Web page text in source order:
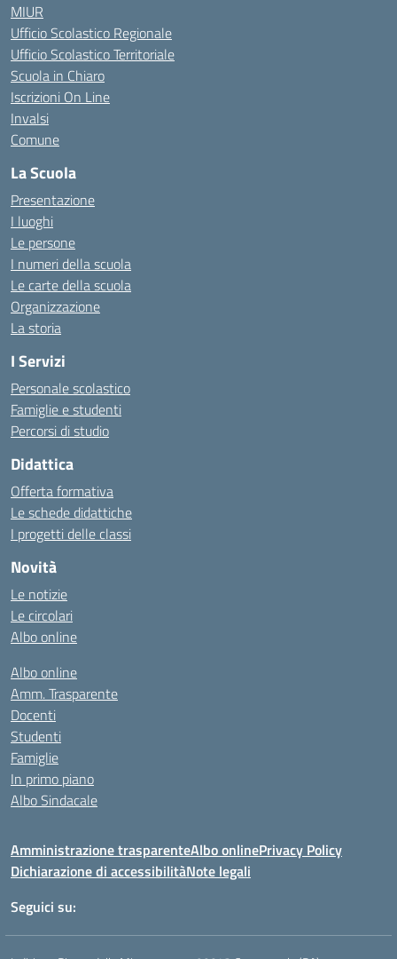
MIUR
Ufficio Scolastico Regionale
Ufficio Scolastico Territoriale
Scuola in Chiaro
Iscrizioni On Line
Invalsi
Comune
La Scuola
Presentazione
I luoghi
Le persone
I numeri della scuola
Le carte della scuola
Organizzazione
La storia
I Servizi
Personale scolastico
Famiglie e studenti
Percorsi di studio
Didattica
Offerta formativa
Le schede didattiche
I progetti delle classi
Novità
Le notizie
Le circolari
Albo online
Albo online
Amm. Trasparente
Docenti
Studenti
Famiglie
In primo piano
Albo Sindacale
Amministrazione trasparenteAlbo onlinePrivacy Policy
Dichiarazione di accessibilitàNote legali
Seguici su: